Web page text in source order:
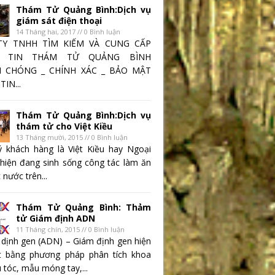
Thám Tử Quảng Bình:Dịch vụ
giám sát điện thoại
14 Tháng hai, 2017 // 0 Bình luận
TNHH TÌM KIẾM VÀ CUNG CẤP
TIN THÁM TỬ QUẢNG BÌNH
CHÓNG _ CHÍNH XÁC _ BẢO MẬT
Thám Tử Quảng Bình:Dịch vụ
thám tử cho Việt Kiều
13 Tháng mười, 2015 // 0 Bình luận
khách hàng là Việt Kiều hay Ngoại
đang sinh sống công tác làm ăn
trên...
Thám Tử Quảng Bình: Thảm
tử Giám định ADN
11 Tháng chín, 2015 // 0 Bình luận
gen (ADN) – Giám định gen hiện
bằng phương pháp phân tích khoa
tóc, mẫu móng tay,...